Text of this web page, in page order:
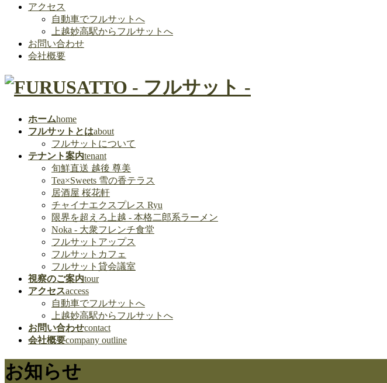
アクセス
自動車でフルサットへ
上越妙高駅からフルサットへ
お問い合わせ
会社概要
ホームhome
フルサットとはabout
フルサットについて
テナント案内tenant
旬鮮直送 越後 尊美
Tea×Sweets 雪の香テラス
居酒屋 桜花軒
チャイナエクスプレス Ryu
限界を超えろ上越 - 本格二郎系ラーメン
Noka - 大衆フレンチ食堂
フルサットアップス
フルサットカフェ
フルサット貸会議室
視察のご案内tour
アクセスaccess
自動車でフルサットへ
上越妙高駅からフルサットへ
お問い合わせcontact
会社概要company outline
お知らせ